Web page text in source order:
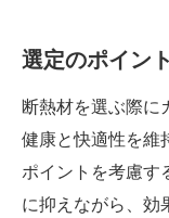
選定のポイント
断熱材を選ぶ際に
健康と快適性を維
ポイントを考慮す
に抑えながら、効